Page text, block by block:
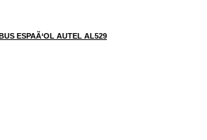
ESPAÃ‘OL AUTEL AL529